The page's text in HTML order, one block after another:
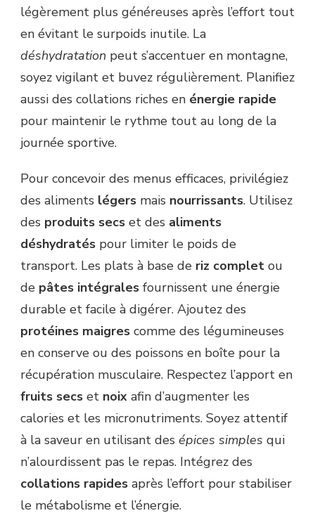
légèrement plus généreuses après l’effort tout
en évitant le surpoids inutile. La
déshydratation peut s’accentuer en montagne,
soyez vigilant et buvez régulièrement. Planifiez
aussi des collations riches en énergie rapide
pour maintenir le rythme tout au long de la
journée sportive.
Pour concevoir des menus efficaces, privilégiez
des aliments légers mais nourrissants. Utilisez
des produits secs et des aliments
déshydratés pour limiter le poids de
transport. Les plats à base de riz complet ou
de pâtes intégrales fournissent une énergie
durable et facile à digérer. Ajoutez des
protéines maigres comme des légumineuses
en conserve ou des poissons en boîte pour la
récupération musculaire. Respectez l’apport en
fruits secs et noix afin d’augmenter les
calories et les micronutriments. Soyez attentif
à la saveur en utilisant des épices simples qui
n’alourdissent pas le repas. Intégrez des
collations rapides après l’effort pour stabiliser
le métabolisme et l’énergie.